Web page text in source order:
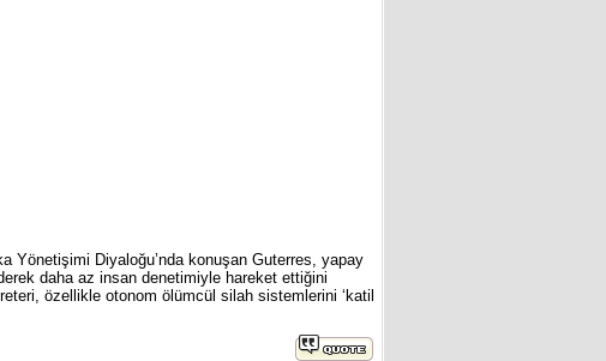
Yönetişimi Diyaloğu’nda konuşan Guterres, yapay
daha az insan denetimiyle hareket ettiğini
özellikle otonom ölümcül silah sistemlerini ‘katil